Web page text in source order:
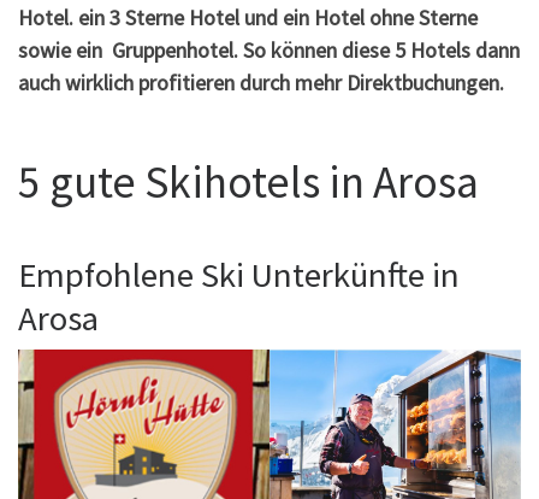
Hotel. ein 3 Sterne Hotel und ein Hotel ohne Sterne
sowie ein Gruppenhotel. So können diese 5 Hotels dann
auch wirklich profitieren durch mehr Direktbuchungen.
5 gute Skihotels in Arosa
Empfohlene Ski Unterkünfte in
Arosa